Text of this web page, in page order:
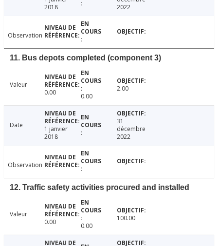
2018
2022
Observation
11. Bus depots completed (component 3)
Valeur
0.00
0.00
2.00
Date
1 janvier
2018
31
décembre
2022
Observation
12. Traffic safety activities procured and installed
Valeur
0.00
0.00
100.00